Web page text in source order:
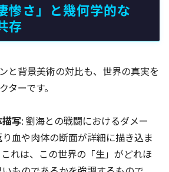
惨さ」と幾何学的な
存
と背景美術の対比も、世界の真実を
ターです。
写: 劉海との戦闘におけるダメー
血や肉体の断面が詳細に描き込ま
れは、この世界の「生」がどれほ